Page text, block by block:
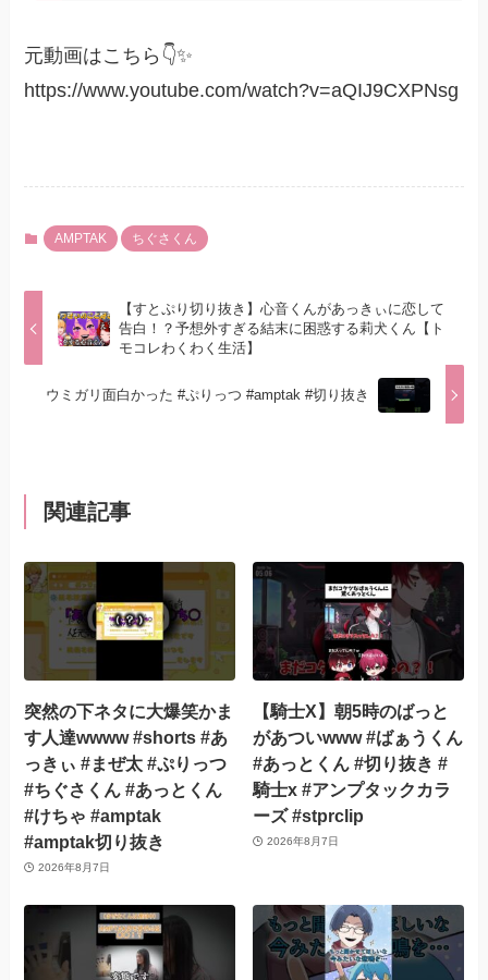
元動画はこちら👇✨
https://www.youtube.com/watch?v=aQIJ9CXPNsg
AMPTAK ちぐさくん
【すとぷり切り抜き】心音くんがあっきぃに恋して
告白！？予想外すぎる結末に困惑する莉犬くん【ト
モコレわくわく生活】
ウミガリ面白かった #ぷりっつ #amptak #切り抜き
関連記事
突然の下ネタに大爆笑かま
す人達wwww #shorts #あ
っきぃ #まぜ太 #ぷりっつ
#ちぐさくん #あっとくん
#けちゃ #amptak
#amptak切り抜き
2026年8月7日
【騎士X】朝5時のばっと
があついwww #ばぁうくん
#あっとくん #切り抜き #
騎士x #アンプタックカラ
ーズ #stprclip
2026年8月7日